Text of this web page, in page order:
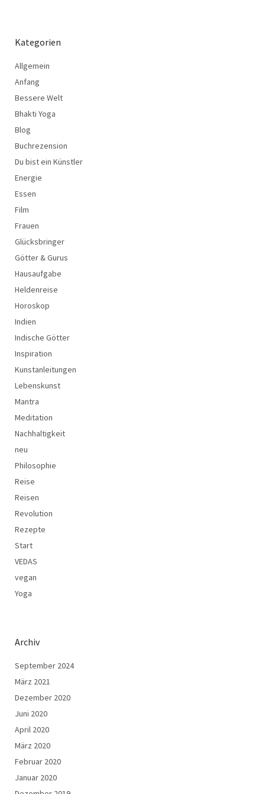
Kategorien
Allgemein
Anfang
Bessere Welt
Bhakti Yoga
Blog
Buchrezension
Du bist ein Künstler
Energie
Essen
Film
Frauen
Glücksbringer
Götter & Gurus
Hausaufgabe
Heldenreise
Horoskop
Indien
Indische Götter
Inspiration
Kunstanleitungen
Lebenskunst
Mantra
Meditation
Nachhaltigkeit
neu
Philosophie
Reise
Reisen
Revolution
Rezepte
Start
VEDAS
vegan
Yoga
Archiv
September 2024
März 2021
Dezember 2020
Juni 2020
April 2020
März 2020
Februar 2020
Januar 2020